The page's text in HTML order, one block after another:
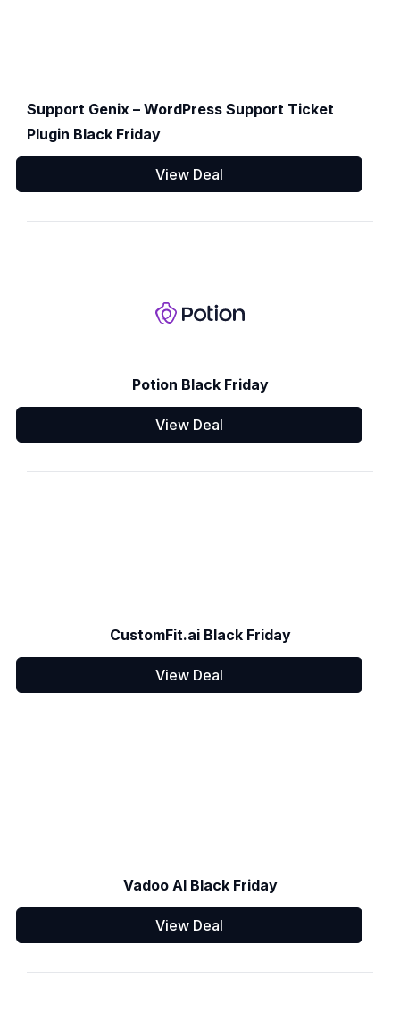
Support Genix – WordPress Support Ticket
Plugin Black Friday
View Deal
Potion Black Friday
View Deal
CustomFit.ai Black Friday
View Deal
Vadoo AI Black Friday
View Deal